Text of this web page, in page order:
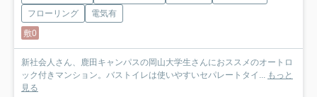
フローリング
電気有
敷0
新社会人さん、鹿田キャンパスの岡山大学生さんにおススメのオートロ
ック付きマンション。バストイレは使いやすいセパレートタイ... もっと
見る